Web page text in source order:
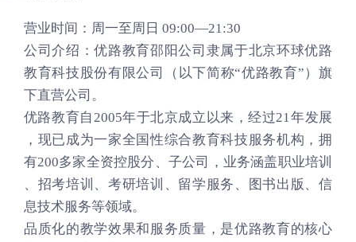
营业时间：周一至周日 09:00—21:30
公司介绍：优路教育邵阳公司隶属于北京环球优路
教育科技股份有限公司（以下简称“优路教育”）旗
下直营公司。
优路教育自2005年于北京成立以来，经过21年发展
，现已成为一家全国性综合教育科技服务机构，拥
有200多家全资控股分、子公司，业务涵盖职业培训
、招考培训、考研培训、留学服务、图书出版、信
息技术服务等领域。
品质化的教学效果和服务质量，是优路教育的核心